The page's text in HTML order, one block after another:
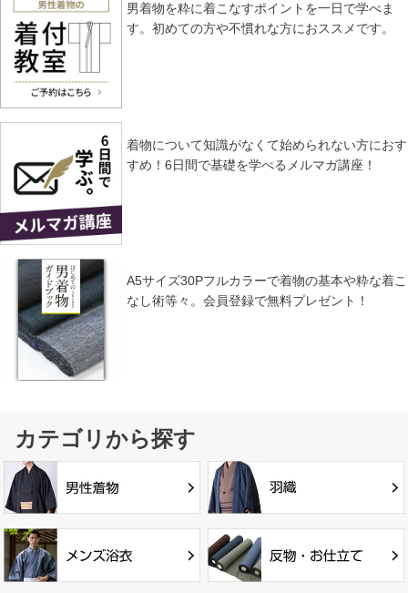
男着物を粋に着こなすポイントを一日で学べま
す。初めての方や不慣れな方におススメです。
着物について知識がなくて始められない方におす
すめ！6日間で基礎を学べるメルマガ講座！
A5サイズ30Pフルカラーで着物の基本や粋な着こ
なし術等々。会員登録で無料プレゼント！
カテゴリから探す